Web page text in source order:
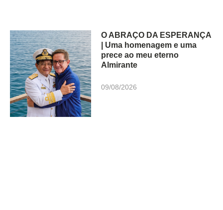
O ABRAÇO DA ESPERANÇA
| Uma homenagem e uma
prece ao meu eterno
Almirante
09/08/2026